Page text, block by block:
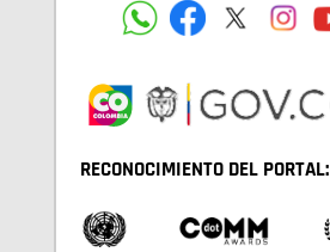
RECONOCIMIENTO DEL PORTAL: